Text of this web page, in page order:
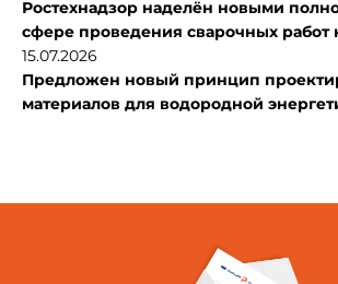
Ростехнадзор наделён новыми
сфере проведения сварочных
15.07.2026
Предложен новый принцип
материалов для водородной